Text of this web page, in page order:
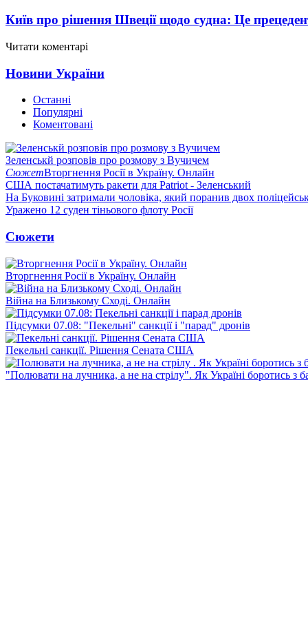
Київ про рішення Швеції щодо судна: Це
Читати коментарі
Новини України
Останні
Популярні
Коментовані
Зеленськй розповів про розмову з Вучичем
СюжетВторгнення Росії в Україну. Онлайн
США постачатимуть ракети для Patriot - Зеленський
На Буковині затримали чоловіка, який поранив двох
Уражено 12 суден тіньового флоту Росії
Сюжети
Вторгнення Росії в Україну. Онлайн
Війна на Близькому Сході. Онлайн
Підсумки 07.08: "Пекельні" санкції і "парад" дронів
Пекельні санкції. Рішення Сената США
"Полювати на лучника, а не на стрілу". Як Україні боротись з